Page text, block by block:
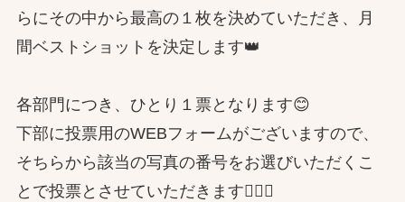
らにその中から最高の１枚を決めていただき、月
間ベストショットを決定します👑
各部門につき、ひとり１票となります😊
下部に投票用のWEBフォームがございますので、
そちらから該当の写真の番号をお選びいただくこ
とで投票とさせていただきます🙇🏻‍♂️